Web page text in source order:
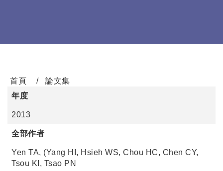
首頁
論文集
年度
2013
全部作者
Yen TA, (Yang HI, Hsieh WS, Chou HC, Chen CY,
Tsou KI, Tsao PN